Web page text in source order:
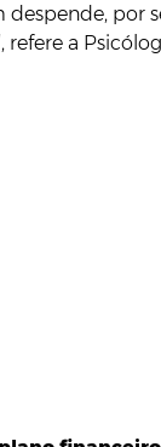
despende, por
a